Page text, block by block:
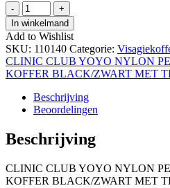
-
CLINIC
CLUB
YOYO
NYLON
VISAGIE
KOFFER
BLACK/ZWART
MET
TROLLEY
LUXE
MODEL
hoeveelheid
+
In winkelmand
Add to Wishlist
SKU: 110140 Categorie:
CLINIC CLUB YOYO NYLON
KOFFER BLACK/ZWART MET
Beschrijving
Beoordelingen
Beschrijving
CLINIC CLUB YOYO NYLON
KOFFER BLACK/ZWART MET